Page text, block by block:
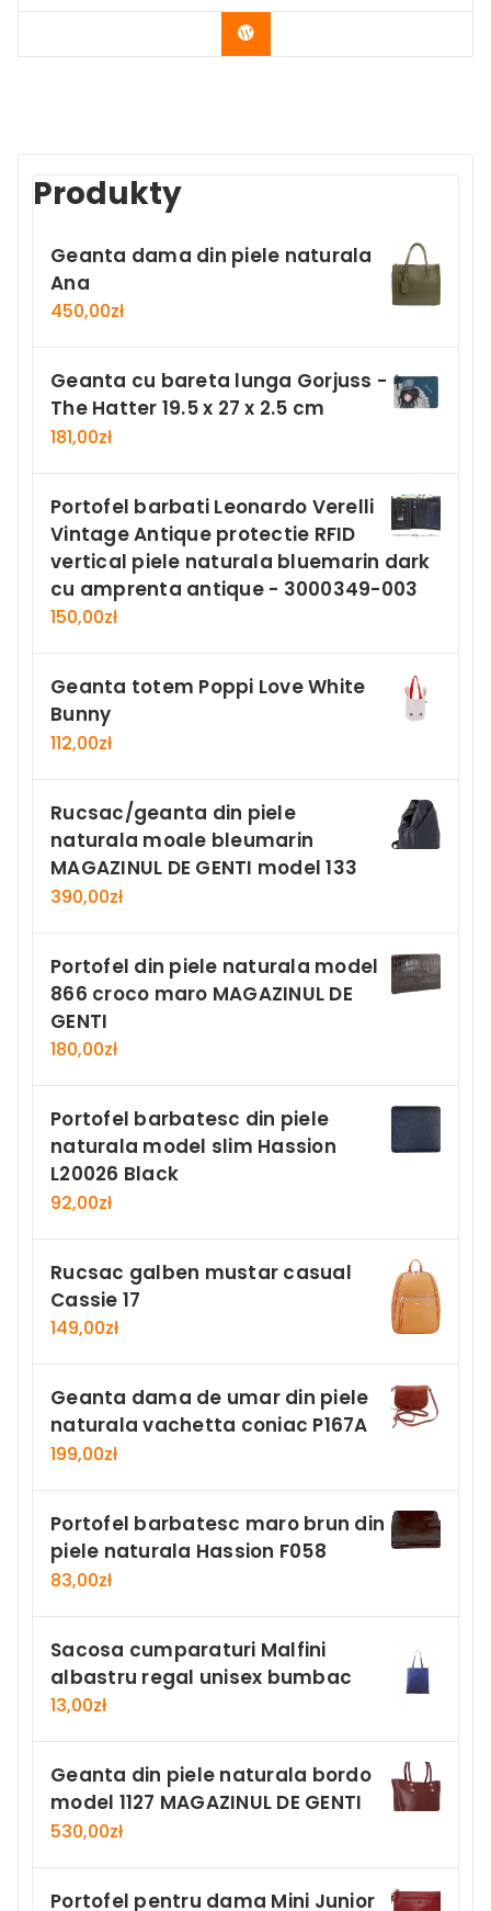
Buy Now
Produkty
Geanta dama din piele naturala
Ana
450,00zł
Geanta cu bareta lunga Gorjuss -
The Hatter 19.5 x 27 x 2.5 cm
181,00zł
Portofel barbati Leonardo Verelli
Vintage Antique protectie RFID
vertical piele naturala bluemarin dark
cu amprenta antique - 3000349-003
150,00zł
Geanta totem Poppi Love White
Bunny
112,00zł
Rucsac/geanta din piele
naturala moale bleumarin
MAGAZINUL DE GENTI model 133
390,00zł
Portofel din piele naturala model
866 croco maro MAGAZINUL DE
GENTI
180,00zł
Portofel barbatesc din piele
naturala model slim Hassion
L20026 Black
92,00zł
Rucsac galben mustar casual
Cassie 17
149,00zł
Geanta dama de umar din piele
naturala vachetta coniac P167A
199,00zł
Portofel barbatesc maro brun din
piele naturala Hassion F058
83,00zł
Sacosa cumparaturi Malfini
albastru regal unisex bumbac
13,00zł
Geanta din piele naturala bordo
model 1127 MAGAZINUL DE GENTI
530,00zł
Portofel pentru dama Mini Junior